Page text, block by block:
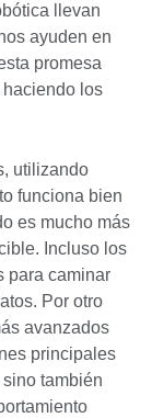
llevan
ayuden en
promesa
los
utilizando
funciona bien
es mucho más
Incluso los
para caminar
Por otro
avanzados
principales
también